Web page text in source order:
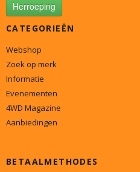
Herroeping
CATEGORIEËN
Webshop
Zoek op merk
Informatie
Evenementen
4WD Magazine
Aanbiedingen
BETAALMETHODES